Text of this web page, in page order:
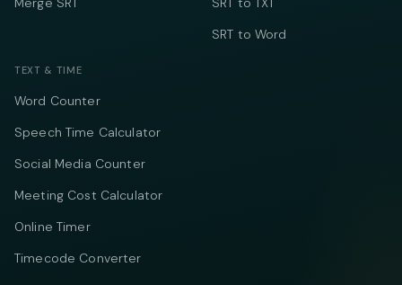
SRT to Word
TEXT & TIME
Word Counter
Speech Time Calculator
Social Media Counter
Meeting Cost Calculator
Online Timer
Timecode Converter